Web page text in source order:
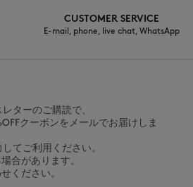
CUSTOMER SERVICE
E-mail, phone, live chat, WhatsApp
ターのご購読で、
クーポンをメールでお届けしま
てご利用ください。
合があります。
ください。